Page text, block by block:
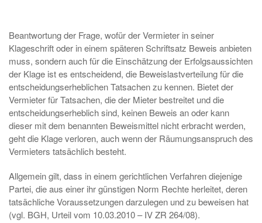
Beantwortung der Frage, wofür der Vermieter in seiner
Klageschrift oder in einem späteren Schriftsatz Beweis anbieten
muss, sondern auch für die Einschätzung der Erfolgsaussichten
der Klage ist es entscheidend, die Beweislastverteilung für die
entscheidungserheblichen Tatsachen zu kennen. Bietet der
Vermieter für Tatsachen, die der Mieter bestreitet und die
entscheidungserheblich sind, keinen Beweis an oder kann
dieser mit dem benannten Beweismittel nicht erbracht werden,
geht die Klage verloren, auch wenn der Räumungsanspruch des
Vermieters tatsächlich besteht.
Allgemein gilt, dass in einem gerichtlichen Verfahren diejenige
Partei, die aus einer ihr günstigen Norm Rechte herleitet, deren
tatsächliche Voraussetzungen darzulegen und zu beweisen hat
(vgl. BGH, Urteil vom 10.03.2010 – IV ZR 264/08).